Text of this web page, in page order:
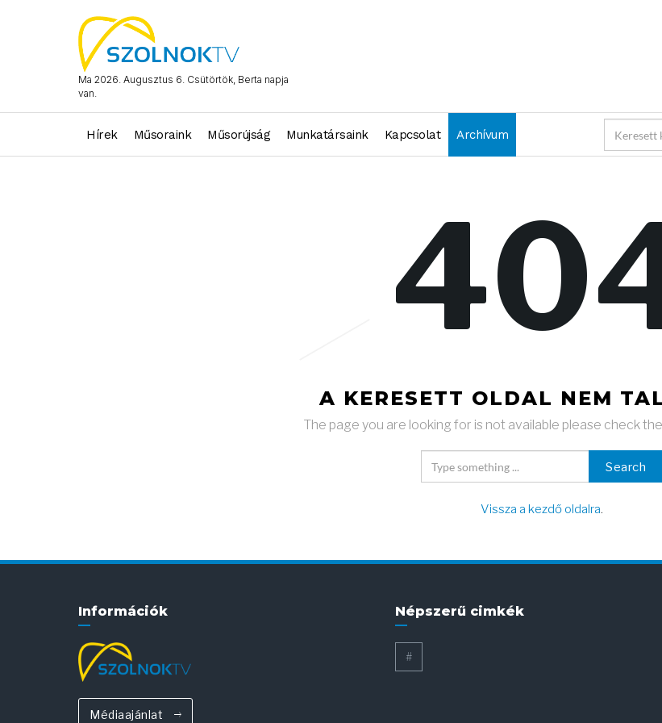
Ma 2026. Augusztus 6. Csütörtök, Berta napja
van.
Hírek Műsoraink Műsorújság Munkatársaink Kapcsolat Archívum
A KERESETT OLDAL NEM
The page you are looking for is not available please check
Search
Vissza a kezdő oldalra.
Információk
Médiaajánlat
Népszerű cimkék
#